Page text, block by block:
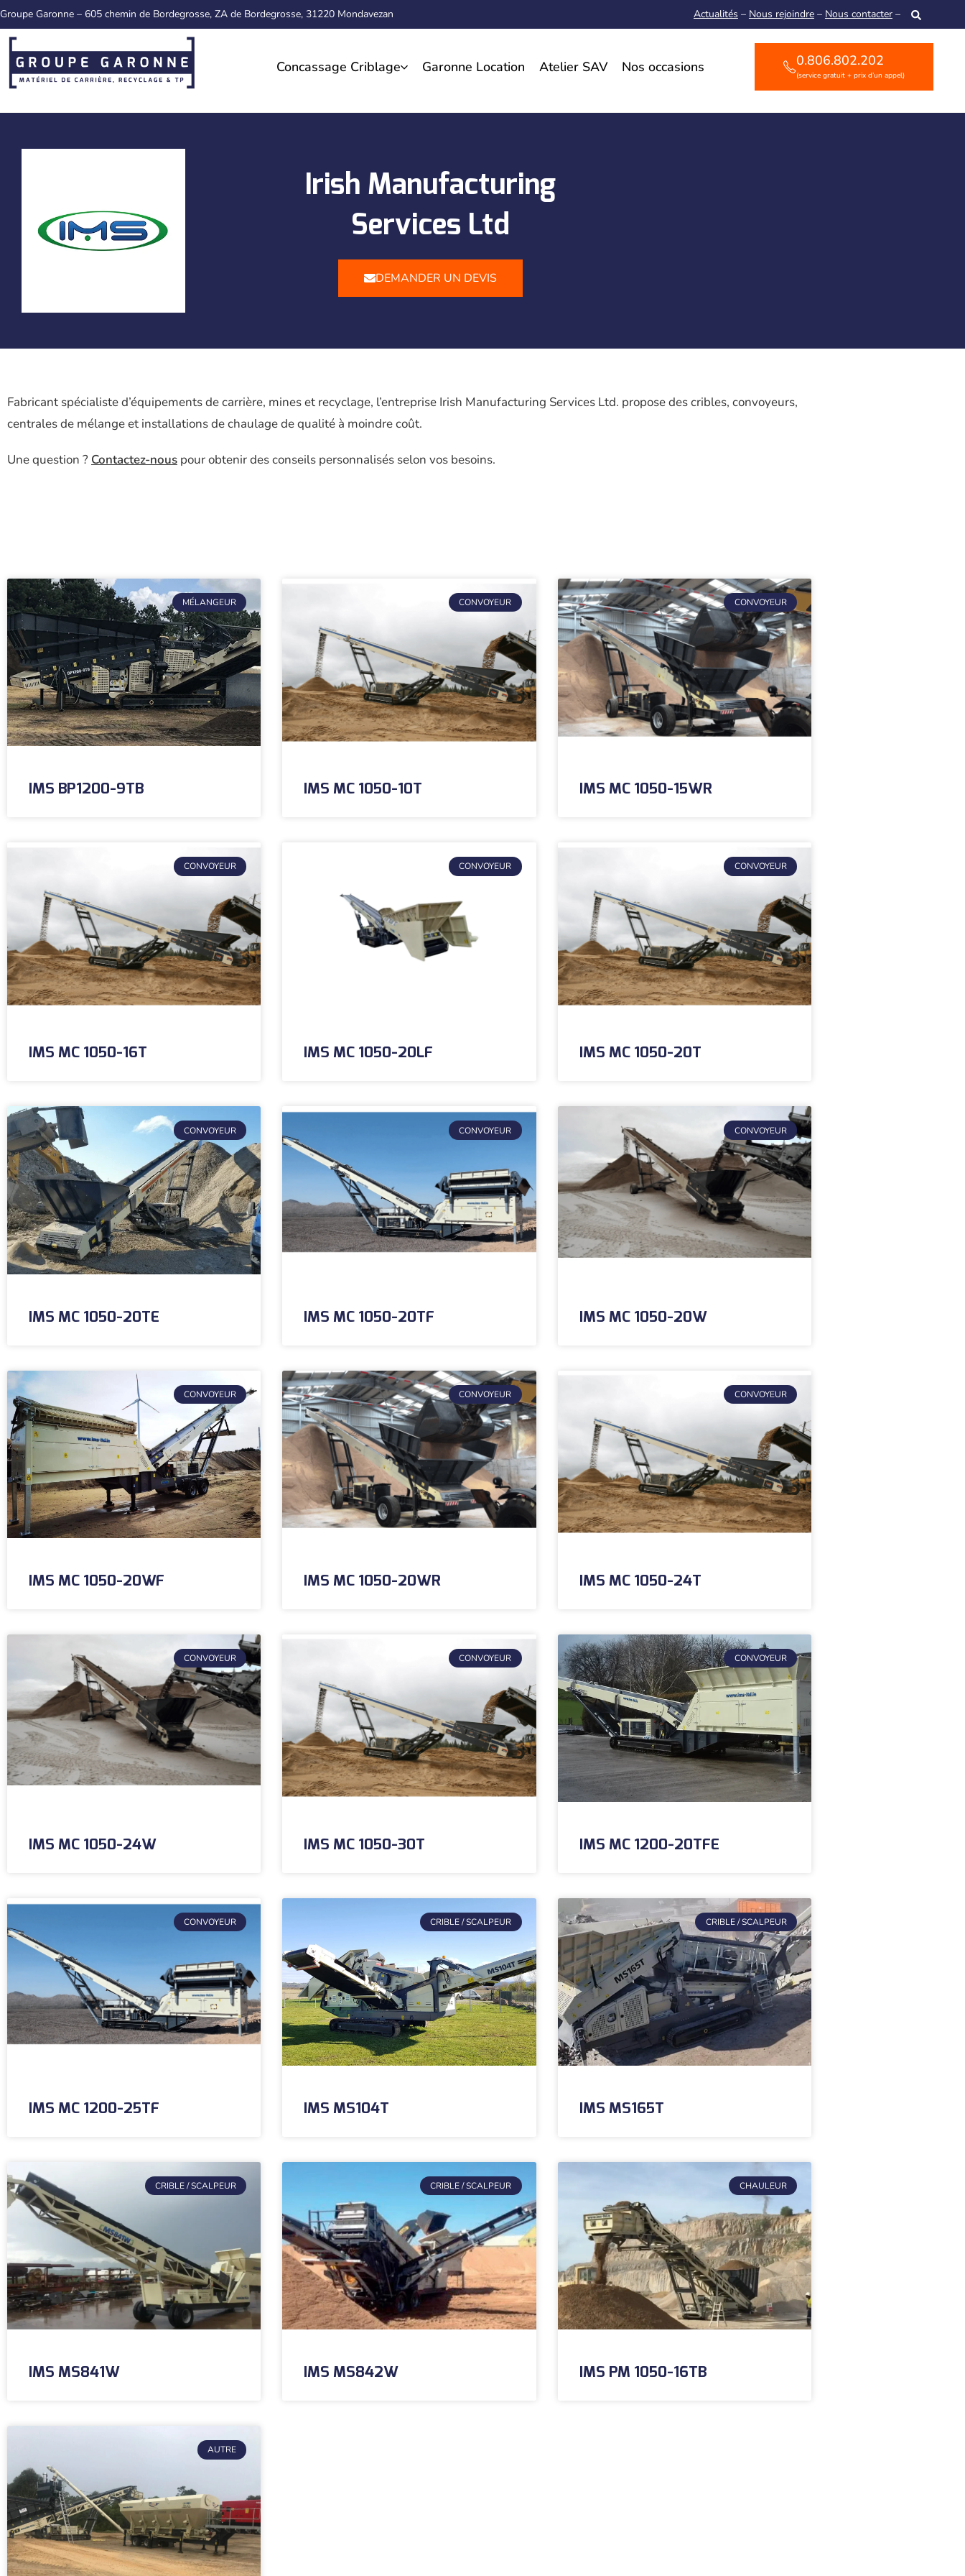
Groupe Garonne – 605 chemin de Bordegrosse, ZA de Bordegrosse, 31220 Mondavezan Actualités – Nous rejoindre– Nous contacter–
Concassage Criblage Garonne Location Atelier SAV Nos occasions 0.806.802.202
(service gratuit + prix d’un appel)
Irish Manufacturing
Services Ltd
DEMANDER UN DEVIS
Fabricant spécialiste d’équipements de carrière, mines et recyclage, l’entreprise Irish Manufacturing Services Ltd. propose des cribles, convoyeurs,
centrales de mélange et installations de chaulage de qualité à moindre coût.
Une question ? Contactez-nous pour obtenir des conseils personnalisés selon vos besoins.
MÉLANGEUR
IMS BP1200-9TB
CONVOYEUR
IMS MC 1050-10T
CONVOYEUR
IMS MC 1050-15WR
CONVOYEUR
IMS MC 1050-16T
CONVOYEUR
IMS MC 1050-20LF
CONVOYEUR
IMS MC 1050-20T
CONVOYEUR
IMS MC 1050-20TE
CONVOYEUR
IMS MC 1050-20TF
CONVOYEUR
IMS MC 1050-20W
CONVOYEUR
IMS MC 1050-20WF
CONVOYEUR
IMS MC 1050-20WR
CONVOYEUR
IMS MC 1050-24T
CONVOYEUR
IMS MC 1050-24W
CONVOYEUR
IMS MC 1050-30T
CONVOYEUR
IMS MC 1200-20TFE
CONVOYEUR
IMS MC 1200-25TF
CRIBLE / SCALPEUR
IMS MS104T
CRIBLE / SCALPEUR
IMS MS165T
CRIBLE / SCALPEUR
IMS MS841W
CRIBLE / SCALPEUR
IMS MS842W
CHAULEUR
IMS PM 1050-16TB
AUTRE